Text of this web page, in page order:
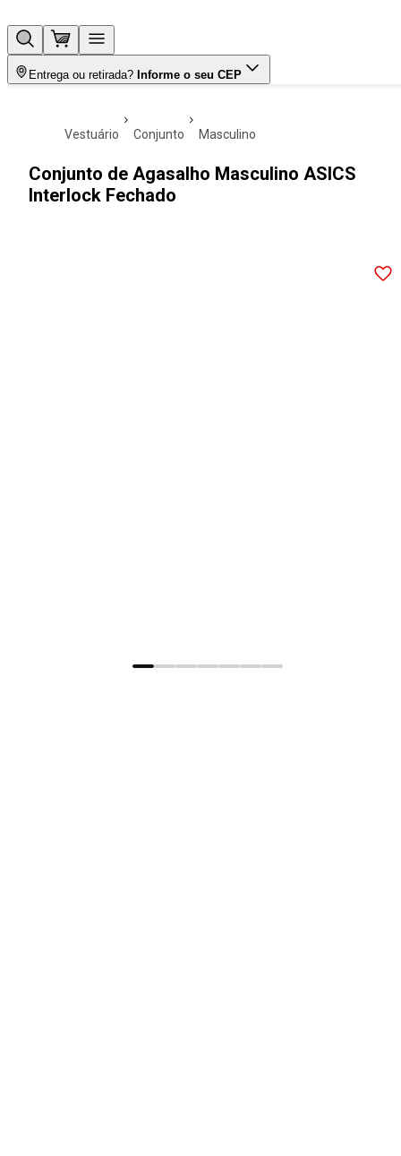
Entrega ou retirada? Informe o seu CEP
vestuário conjunto masculino
Conjunto de Agasalho Masculino ASICS
Interlock Fechado